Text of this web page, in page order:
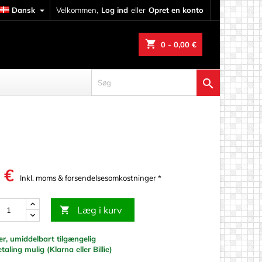
Velkommen, Log ind eller Opret en konto
Dansk 
shopping_cart 0 - 0,00 €

€ Inkl. moms & forsendelsesomkostninger *
 Læg i kurv
umiddelbart tilgængelig
mulig (Klarna eller Billie)